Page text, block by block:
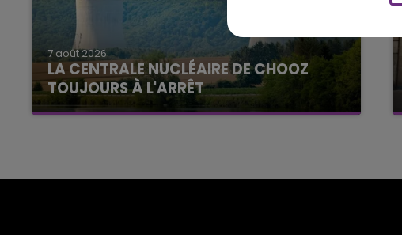
7 août 2026
LA CENTRALE NUCLÉAIRE DE CHOOZ
TOUJOURS À L'ARRÊT
Cela fait déjà une semaine que la centrale